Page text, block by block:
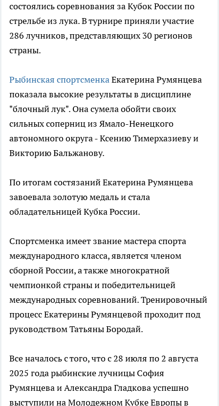
состоялись соревнования за Кубок России по
стрельбе из лука. В турнире приняли участие
286 лучников, представляющих 30 регионов
страны.
Рыбинская спортсменкаЕкатерина Румянцева
показала высокие результаты в дисциплине
"блочный лук". Она сумела обойти своих
сильных соперниц из Ямало-Ненецкого
автономного округа - Ксению Тимерхазиеву и
Викторию Бальжанову.
По итогам состязаний Екатерина Румянцева
завоевала золотую медаль и стала
обладательницей Кубка России.
Спортсменка имеет звание мастера спорта
международного класса, является членом
сборной России, а также многократной
чемпионкой страны и победительницей
международных соревнований. Тренировочный
процесс Екатерины Румянцевой проходит под
руководством Татьяны Бородай.
Все началось с того, что с 28 июля по 2 августа
2025 года рыбинские лучницы София
Румянцева и Александра Гладкова успешно
выступили на Молодежном Кубке Европы в